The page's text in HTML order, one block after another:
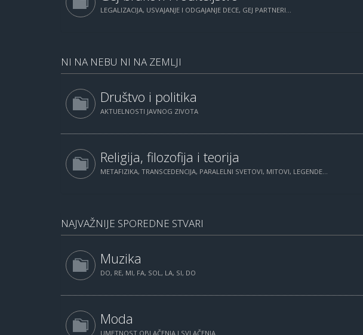
LEGALIZACIJA, USVAJANJE I ODGAJANJE DECE, GEJ PARTNERI...
NI NA NEBU NI NA ZEMLJI
Društvo i politika
AKTUELNOSTI JAVNOG ZIVOTA
Religija, filozofija i teorija
METAFIZIKA, TRANSCEDENCIJA, PARALELNI SVETOVI, MITOVI, LEGENDE...
NAJVAŽNIJE SPOREDNE STVARI
Muzika
DO, RE, MI, FA, SOL, LA, SI, DO
Moda
UMETNOST OBLAČENJA I SVLAČENJA